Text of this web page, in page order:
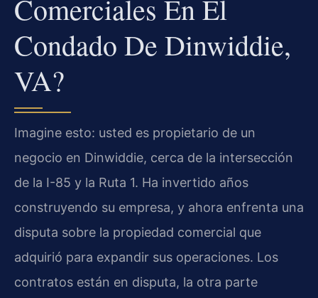
Comerciales En El
Condado De Dinwiddie,
VA?
Imagine esto: usted es propietario de un
negocio en Dinwiddie, cerca de la intersección
de la I-85 y la Ruta 1. Ha invertido años
construyendo su empresa, y ahora enfrenta una
disputa sobre la propiedad comercial que
adquirió para expandir sus operaciones. Los
contratos están en disputa, la otra parte